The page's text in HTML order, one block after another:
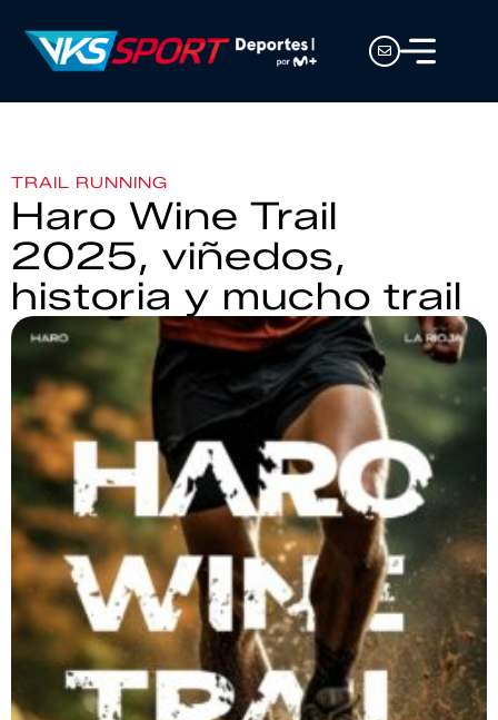
TRAIL RUNNING
Haro Wine Trail
2025, viñedos,
historia y mucho trail